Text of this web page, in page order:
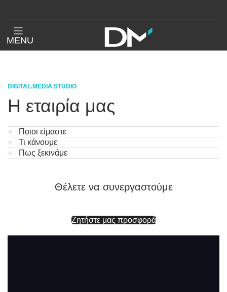
MENU
DIGITAL.MEDIA.STUDIO
Η εταιρία μας
Ποιοι είμαστε
Τι κάνουμε
Πως ξεκινάμε
Θέλετε να συνεργαστούμε
Ζητήστε μας προσφορά